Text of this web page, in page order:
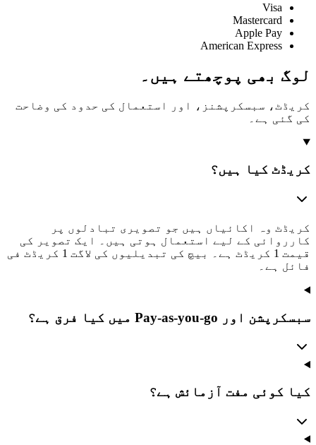
Visa
Mastercard
Apple Pay
American Express
لوگ بھی پوچھتے ہیں۔
کریڈٹ، سبسکرپشنز، اور استعمال کی حدود کی وضاحت
کی گئی ہے۔
کریڈٹ کیا ہیں؟
کریڈٹ وہ اکائیاں ہیں جو تصویری تبادلوں پر
کارروائی کے لیے استعمال ہوتی ہیں۔ ایک تصویر کی
قیمت 1 کریڈٹ ہے۔ بیچ کی تبدیلیوں کی لاگت 1 کریڈٹ فی
فائل ہے۔
سبسکرپشن اور Pay-as-you-go میں کیا فرق ہے؟
کیا کوئی مفت آزمائش ہے؟